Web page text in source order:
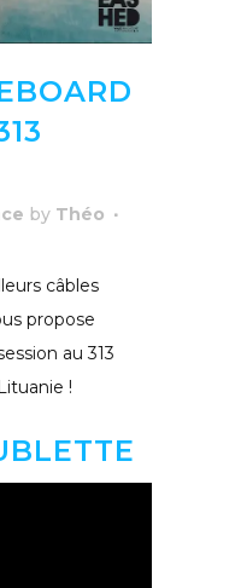
by Théo
câbles
propose
au 313
!